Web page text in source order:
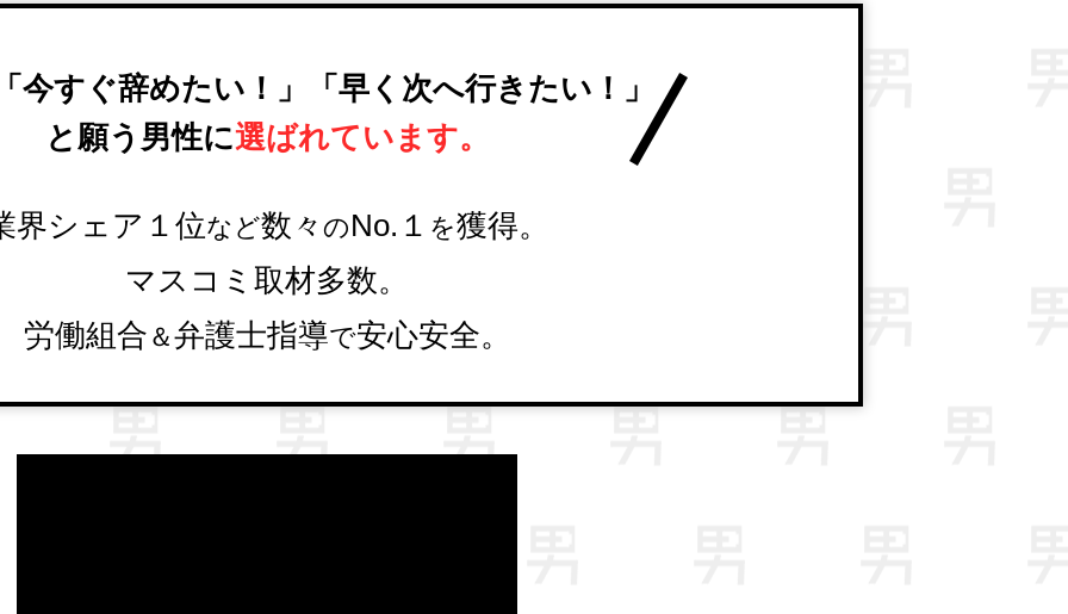
今すぐ辞めたい！」
「早く次へ行きたい！」
と願う男性に選ばれています。
界シェア１位など数々 のNo.１ を獲得。
マスコミ取材多数。
労働組合 ＆弁護士指導で安心安全。